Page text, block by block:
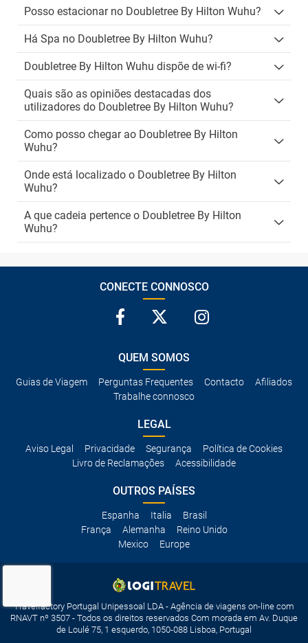
Posso estacionar no Doubletree By Hilton Wuhu?
Há Spa no Doubletree By Hilton Wuhu?
Doubletree By Hilton Wuhu dispõe de wi-fi?
Quais são as opiniões destacadas dos
utilizadores do Doubletree By Hilton Wuhu?
Como posso chegar ao Doubletree By Hilton
Wuhu?
Onde está localizado o Doubletree By Hilton
Wuhu?
A que cadeia pertence o Doubletree By Hilton
Wuhu?
CONECTE CONNOSCO
QUEM SOMOS
Guias de Viagem Perguntas Frequentes Contacto
Afiliados
Trabalhe connosco
LEGAL
Aviso Legal Privacidade Segurança
Política de Cookies
Livro de Reclamações
Acessibilidade
OUTROS PAÍSES
Espanha Italia
Brasil
França
Alemanha
Reino Unido
Mexico
Europe
Travelfactory Portugal Unipessoal LDA - Agência de viagens on-line com
RNAVT nº 3507 - Todos os direitos reservados Com morada em Av. Duque
de Loulé 75, 1 esquerdo, 1050-088 Lisboa, Portugal